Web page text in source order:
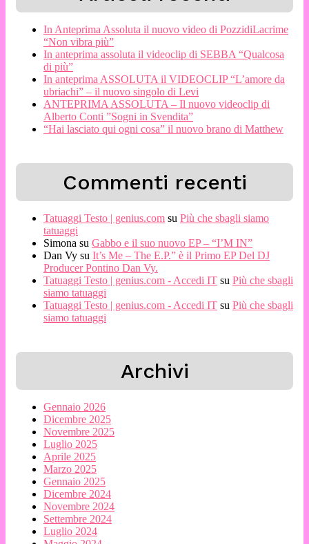
In Anteprima Assoluta il nuovo video di PozzidiLacrime
“Non vibra più”
In anteprima assoluta il videoclip di SEBBA “Qualcosa
di più”
In anteprima ASSOLUTA il VIDEOCLIP “L’amore da
ubriachi” – il nuovo singolo di Levi
ANTEPRIMA ASSOLUTA – Il nuovo videoclip di
Alberto Conti ”Sogni in Svendita”
“Hai lasciato qui ogni cosa” il nuovo brano di Matthew
Commenti recenti
Tatuaggi Testo | genius.com su Più che sbagli siamo
tatuaggi
Simona su Gabbo e il suo nuovo EP – “I’M IN”
Dan Vy su It’s Me – The E.P.” è il Primo EP Del DJ
Producer Pontino Dan Vy.
Tatuaggi Testo | genius.com - Accedi IT su Più che sbagli
siamo tatuaggi
Tatuaggi Testo | genius.com - Accedi IT su Più che sbagli
siamo tatuaggi
Archivi
Gennaio 2026
Dicembre 2025
Novembre 2025
Luglio 2025
Aprile 2025
Marzo 2025
Gennaio 2025
Dicembre 2024
Novembre 2024
Settembre 2024
Luglio 2024